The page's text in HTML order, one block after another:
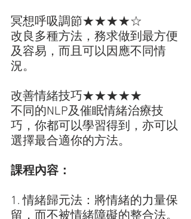
冥想呼吸調節★★★★☆
改良多種方法，務求做到最方便
及容易，而且可以因應不同情
況。
改善情緒技巧★★★★★
不同的NLP及催眠情緒治療技
巧，你都可以學習得到，亦可以
選擇最合適你的方法。
課程內容：
1. 情緒歸元法：將情緒的力量保
留，而不被情緒障礙的整合法。